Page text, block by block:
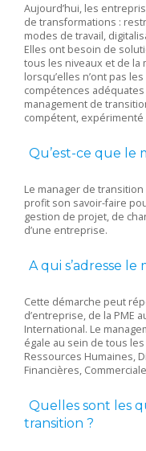
Aujourd’hui, les
de transformations :
modes de travail,
Elles ont besoin de
tous les niveaux et de la
lorsqu’elles n’ont pas
compétences adéquates
management de
compétent,
Qu’est-ce que le
Le manager de
profit son savoir-faire
gestion de projet, de
d’une entreprise.
A qui s’adresse
Cette démarche peut
d’entreprise, de la PME
International. Le
égale au sein de tous
Ressources Humaines,
Financières,
Quelles sont les
transition ?